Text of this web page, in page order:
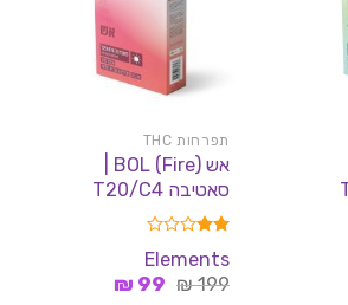
תפרחות THC
סאטיבה T20/C4
דורג
2.00
מתוך
Elements
199
₪ המחיר
99
₪המחיר